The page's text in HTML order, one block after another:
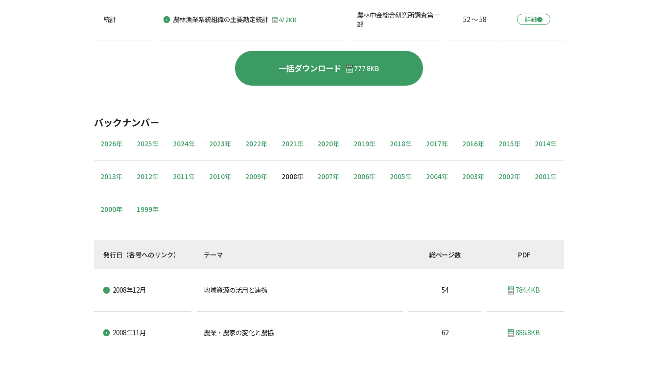
統計 農林漁業系統組織の主要勘定統計 47.2KB
農林中金総合研究所調査第一
部
52 ～ 58 詳細
一括ダウンロード 777.8KB
バックナンバー
2026年 2025年 2024年 2023年 2022年 2021年 2020年 2019年 2018年 2017年 2016年 2015年 2014年
2013年 2012年 2011年 2010年 2009年 2008年 2007年 2006年 2005年 2004年 2003年 2002年 2001年
2000年 1999年
発行日（各号へのリンク） テーマ 総ページ数 PDF
2008年12月 地域資源の活用と連携 54 784.4KB
2008年11月 農業・農家の変化と農協 62 886.8KB